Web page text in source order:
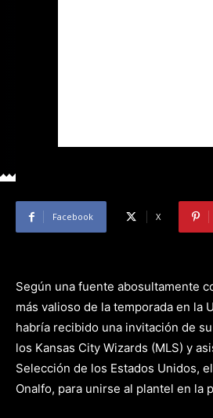
Facebook X
Según una fuente abosultamente
más valioso de la temporada en la
habría recibido una invitación de
los Kansas City Wizards (MLS) y
Selección de los Estados Unidos,
Onalfo, para unirse al plantel en la